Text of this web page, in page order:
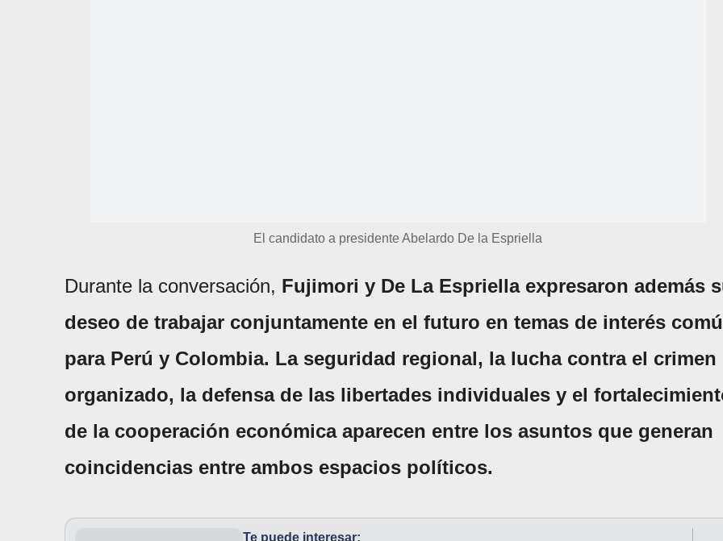
El candidato a presidente Abelardo De la Espriella
Durante la conversación, Fujimori y De La Espriella expresaron además
deseo de trabajar conjuntamente en el futuro en temas de interés
para Perú y Colombia. La seguridad regional, la lucha contra el crimen
organizado, la defensa de las libertades individuales y el
de la cooperación económica aparecen entre los asuntos que generan
coincidencias entre ambos espacios políticos.
Te puede interesar: